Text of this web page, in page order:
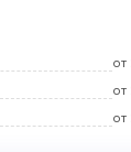
от
от
от